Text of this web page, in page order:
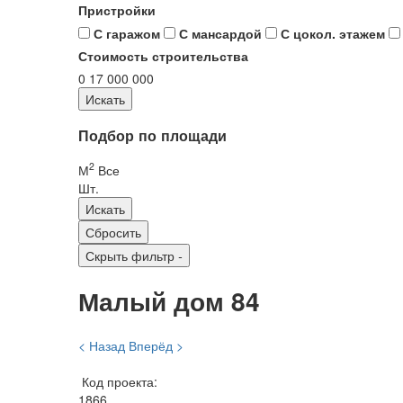
Пристройки
С гаражом
С мансардой С цокол. этажем
Стоимость строительства
0 17 000 000
Подбор по площади
М2 Все
Шт.
Скрыть фильтр -
Малый дом 84
< Назад Вперёд >
Код проекта: